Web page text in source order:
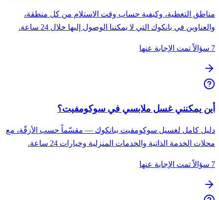
مناطق التغطية، وكيفية حساب وقت الاستلام من كل منطقة،
والعناوين في بانكوك التي لا يمكننا الوصول إليها خلال 24 ساعة.
7 سؤالاً تمت الإجابة عنها
أين يمكنني غسل ملابسي في سوكومفيت؟
دليل كامل لغسيل سوكومفيت ببانكوك — مقسّماً حسب الأزقّة، مع
محلات الخدمة الذاتية والخدمات المنزلية وخيارات 24 ساعة.
7 سؤالاً تمت الإجابة عنها